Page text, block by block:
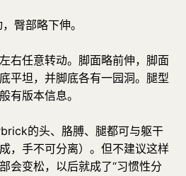
臀部略下伸。
右任意转动。脚面略前伸，脚面
平坦，并脚底各有一园洞。腿型
有版本信息。
的头、胳膊、腿都可与躯干
，手不可分离）。但不建议这样
会变松，以后就成了“习惯性分